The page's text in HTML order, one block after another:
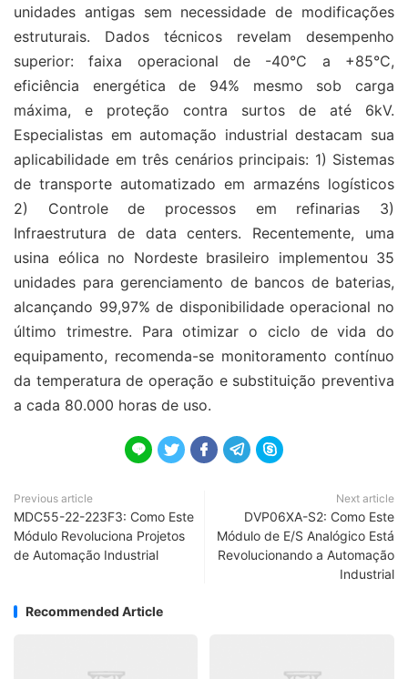
unidades antigas sem necessidade de modificações
estruturais. Dados técnicos revelam desempenho
superior: faixa operacional de -40°C a +85°C,
eficiência energética de 94% mesmo sob carga
máxima, e proteção contra surtos de até 6kV.
Especialistas em automação industrial destacam sua
aplicabilidade em três cenários principais: 1) Sistemas
de transporte automatizado em armazéns logísticos
2) Controle de processos em refinarias 3)
Infraestrutura de data centers. Recentemente, uma
usina eólica no Nordeste brasileiro implementou 35
unidades para gerenciamento de bancos de baterias,
alcançando 99,97% de disponibilidade operacional no
último trimestre. Para otimizar o ciclo de vida do
equipamento, recomenda-se monitoramento contínuo
da temperatura de operação e substituição preventiva
a cada 80.000 horas de uso.
    
Previous article
MDC55-22-223F3: Como Este
Módulo Revoluciona Projetos
de Automação Industrial
Next article
DVP06XA-S2: Como Este
Módulo de E/S Analógico Está
Revolucionando a Automação
Industrial
Recommended Article